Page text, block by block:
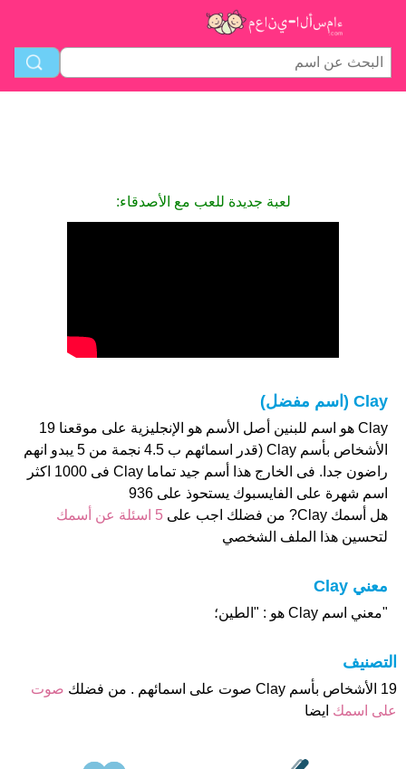
لعبة جديدة للعب مع الأصدقاء:
Clay (اسم مفضل)
Clay هو اسم للبنين أصل الأسم هو الإنجليزية على موقعنا 19
الأشخاص بأسم Clay (قدر اسمائهم ب 4.5 نجمة من 5 يبدو انهم
راضون جدا. فى الخارج هذا أسم جيد تماما Clay فى 1000 اكثر
اسم شهرة على الفايسبوك يستحوذ على 936
هل أسمك Clay? من فضلك اجب على
5 اسئلة عن أسمك
لتحسين هذا الملف الشخصي
معني Clay
"معني اسم Clay هو : "الطين؛
التصنيف
19 الأشخاص بأسم Clay صوت على اسمائهم . من فضلك
صوت
على اسمك ايضا